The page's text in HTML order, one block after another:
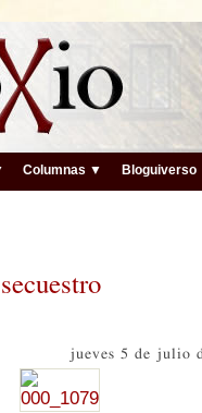
Columnas ▼ Bloguiverso
jueves 5 de julio